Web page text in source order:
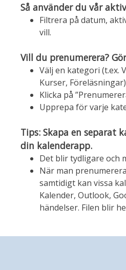
Så använder du vår
Filtrera på datum,
vill.
Vill du prenumerera?
Välj en kategori (t.ex.
Kurser,
Klicka på
Upprepa för varje
Tips: Skapa en separat
din kalenderapp.
Det blir tydligare och
När man
samtidigt kan vissa
Kalender, Outlook,
händelser. Filen blir